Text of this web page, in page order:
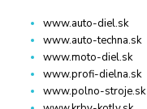
www.auto-diel.sk
www.auto-techna.sk
www.moto-diel.sk
www.profi-dielna.sk
www.polno-stroje.sk